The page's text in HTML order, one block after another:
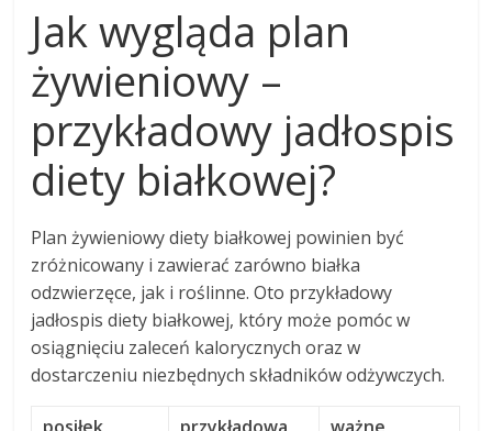
Jak wygląda plan
żywieniowy –
przykładowy jadłospis
diety białkowej?
Plan żywieniowy diety białkowej powinien być
zróżnicowany i zawierać zarówno białka
odzwierzęce, jak i roślinne. Oto przykładowy
jadłospis diety białkowej, który może pomóc w
osiągnięciu zaleceń kalorycznych oraz w
dostarczeniu niezbędnych składników odżywczych.